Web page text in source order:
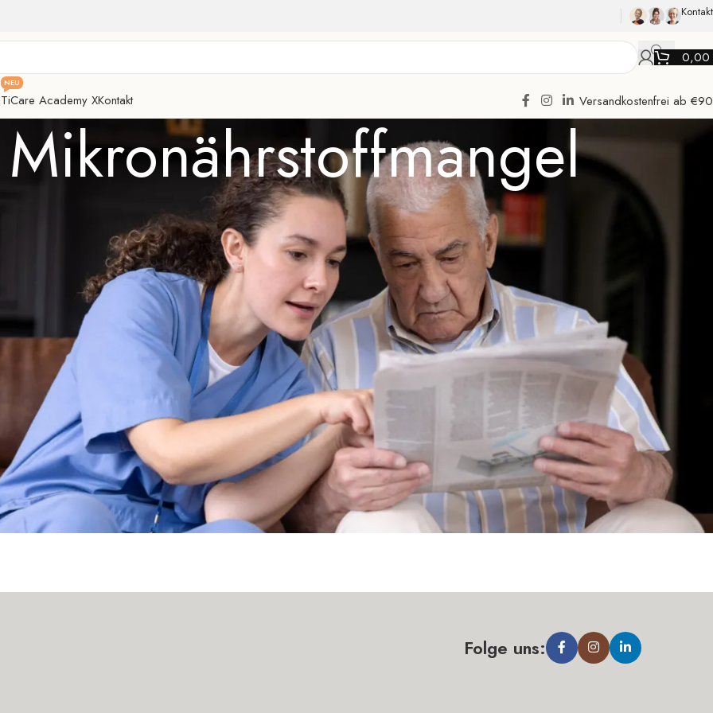
Kontakt
0,00
TiCare Academy X
NEU
Kontakt Versandkostenfrei ab
Folge uns: